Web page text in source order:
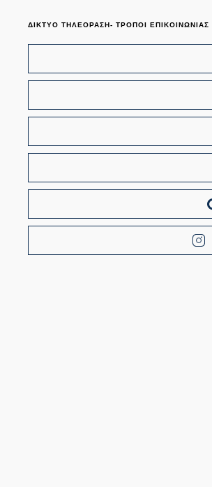
ΔΙΚΤΥΟ ΤΗΛΕΟΡΑΣΗ- ΤΡΟΠΟΙ ΕΠΙΚΟΙΝΩΝΙΑΣ